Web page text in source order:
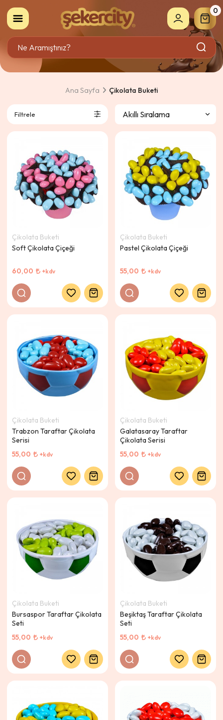
0
Ana Sayfa Çikolata Buketi
Filtrele
Çikolata Buketi
Soft Çikolata Çiçeği
60,00 +kdv
Çikolata Buketi
Pastel Çikolata Çiçeği
55,00 +kdv
Çikolata Buketi
Trabzon Taraftar Çikolata
Serisi
55,00
+kdv
Çikolata Buketi
Galatasaray Taraftar
Çikolata Serisi
55,00
+kdv
Çikolata Buketi
Bursaspor Taraftar Çikolata
Seti
55,00
+kdv
Çikolata Buketi
Beşiktaş Taraftar Çikolata
Seti
55,00
+kdv